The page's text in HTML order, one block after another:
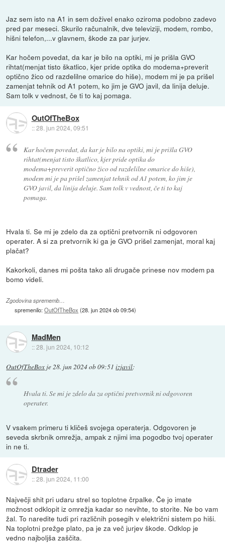
Jaz sem isto na A1 in sem doživel enako oziroma podobno zadevo
pred par meseci. Skurilo računalnik, dve televiziji, modem, rombo,
hišni telefon,...v glavnem, škode za par jurjev.
Kar hočem povedat, da kar je bilo na optiki, mi je prišla GVO
rihtat(menjat tisto škatlico, kjer pride optika do modema+preverit
optično žico od razdelilne omarice do hiše), modem mi je pa prišel
zamenjat tehnik od A1 potem, ko jim je GVO javil, da linija deluje.
Sam tolk v vednost, če ti to kaj pomaga.
OutOfTheBox
::28. jun 2024, 09:51
Kar hočem povedat, da kar je bilo na optiki, mi je prišla GVO
rihtat(menjat tisto škatlico, kjer pride optika do
modema+preverit optično žico od razdelilne omarice do hiše),
modem mi je pa prišel zamenjat tehnik od A1 potem, ko jim je
GVO javil, da linija deluje. Sam tolk v vednost, če ti to kaj
pomaga.
Hvala ti. Se mi je zdelo da za optični pretvornik ni odgovoren
operater. A si za pretvornik ki ga je GVO prišel zamenjat, moral kaj
plačat?
Kakorkoli, danes mi pošta tako ali drugače prinese nov modem pa
bomo videli.
Zgodovina sprememb…
spremenilo:OutOfTheBox (28. jun 2024 ob 09:54)
MadMen
::28. jun 2024, 10:12
OutOfTheBox je28. jun 2024 ob 09:51 izjavil:
Hvala ti. Se mi je zdelo da za optični pretvornik ni odgovoren
operater.
V vsakem primeru ti kličeš svojega operaterja. Odgovoren je
seveda skrbnik omrežja, ampak z njimi ima pogodbo tvoj operater
in ne ti.
Dtrader
::28. jun 2024, 11:00
Največji shit pri udaru strel so toplotne črpalke. Če jo imate
možnost odklopit iz omrežja kadar so nevihte, to storite. Ne bo vam
žal. To naredite tudi pri različnih posegih v električni sistem po hiši.
Na toplotni prežge plato, pa je za več jurjev škode. Odklop je
vedno najboljša zaščita.